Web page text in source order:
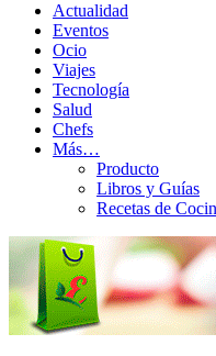
Actualidad
Eventos
Ocio
Viajes
Tecnología
Salud
Chefs
Más…
Producto
Libros y Guías
Recetas de